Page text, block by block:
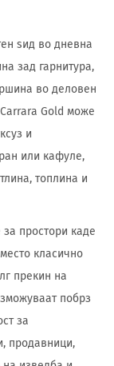
ѕид во дневна
зад гарнитура,
во деловен
Gold може
и
или кафуле,
топлина и
простори каде
класично
прекин на
побрз
за
продавници,